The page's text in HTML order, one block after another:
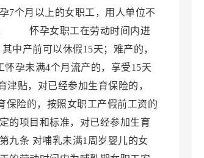
个月以上的女职工，用人单位不
。 怀孕女职工在劳动时间内进
产前可以休假15天；难产的，
孕未满4个月流产的，享受15天
贴，对已经参加生育保险的，
保险的，按照女职工产假前工资的
项目和标准，对已经参加生育
条 对哺乳未满1周岁婴儿的女